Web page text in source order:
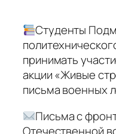
Студенты
принимать
акции «Живые
письма военных
Письма с
Отечественной